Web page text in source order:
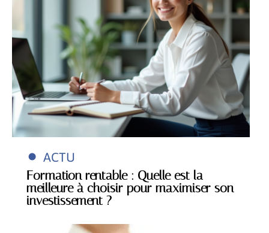
ACTU
Formation rentable : Quelle est la
meilleure à choisir pour maximiser son
investissement ?